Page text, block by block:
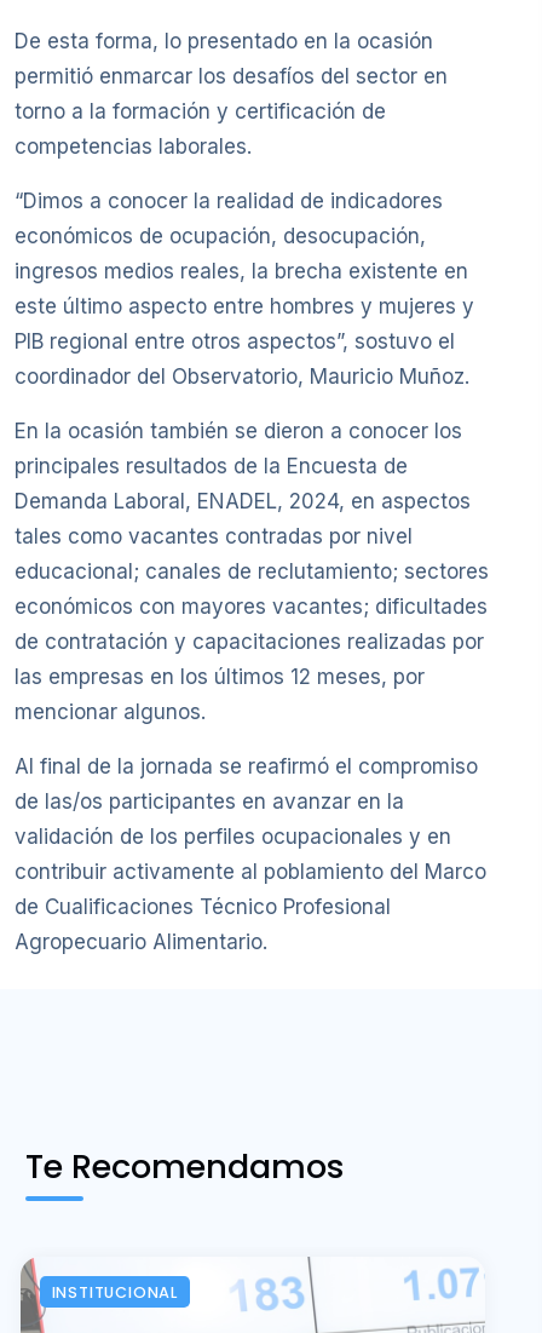
De esta forma, lo presentado en la ocasión
permitió enmarcar los desafíos del sector en
torno a la formación y certificación de
competencias laborales.
“Dimos a conocer la realidad de indicadores
económicos de ocupación, desocupación,
ingresos medios reales, la brecha existente en
este último aspecto entre hombres y mujeres y
PIB regional entre otros aspectos”, sostuvo el
coordinador del Observatorio, Mauricio Muñoz.
En la ocasión también se dieron a conocer los
principales resultados de la Encuesta de
Demanda Laboral, ENADEL, 2024, en aspectos
tales como vacantes contradas por nivel
educacional; canales de reclutamiento; sectores
económicos con mayores vacantes; dificultades
de contratación y capacitaciones realizadas por
las empresas en los últimos 12 meses, por
mencionar algunos.
Al final de la jornada se reafirmó el compromiso
de las/os participantes en avanzar en la
validación de los perfiles ocupacionales y en
contribuir activamente al poblamiento del Marco
de Cualificaciones Técnico Profesional
Agropecuario Alimentario.
Te Recomendamos
INSTITUCIONAL